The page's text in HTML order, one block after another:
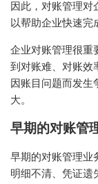
因此，对账管理对
以帮助企业快速完
企业对账管理很重
到对账难、对账效
因账目问题而发生
大。
早期的对账管
早期的对账管理业
明细不清、凭证遗